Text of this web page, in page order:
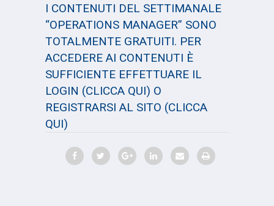
I CONTENUTI DEL SETTIMANALE
“OPERATIONS MANAGER” SONO
TOTALMENTE GRATUITI. PER
ACCEDERE AI CONTENUTI È
SUFFICIENTE EFFETTUARE IL
LOGIN (CLICCA QUI) O
REGISTRARSI AL SITO (CLICCA
QUI)